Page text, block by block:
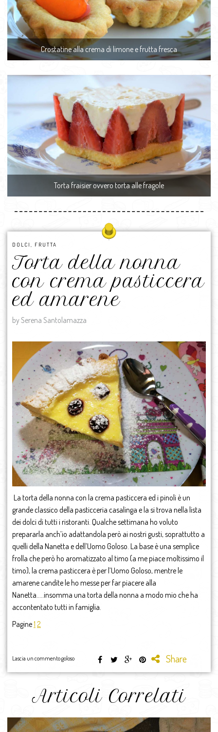
Crostatine alla crema di limone e frutta fresca
Torta fraisier ovvero torta alle fragole
DOLCI FRUTTA
Torta della nonna
con crema pasticcera
ed amarene
by Serena Santolamazza
La torta della nonna con la crema pasticcera ed i pinoli è un
grande classico della pasticceria casalinga e la si trova nella lista
dei dolci di tutti i ristoranti. Qualche settimana ho voluto
prepararla anch’io adattandola però ai nostri gusti, soprattutto a
quelli della Nanetta e dell’Uomo Goloso. La base è una semplice
frolla che però ho aromatizzato al timo (a me piace moltissimo il
timo), la crema pasticcera è per l’Uomo Goloso, mentre le
amarene candite le ho messe per far piacere alla
Nanetta…..insomma una torta della nonna a modo mio che ha
accontentato tutti in famiglia.
Pagine1 2
Lascia un commento goloso Share
Articoli Correlati